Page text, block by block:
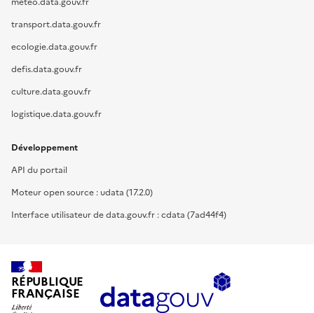
transport.data.gouv.fr
ecologie.data.gouv.fr
defis.data.gouv.fr
culture.data.gouv.fr
logistique.data.gouv.fr
Développement
API du portail
Moteur open source : udata (17.2.0)
Interface utilisateur de data.gouv.fr : cdata (7ad44f4)
RÉPUBLIQUE
FRANÇAISE